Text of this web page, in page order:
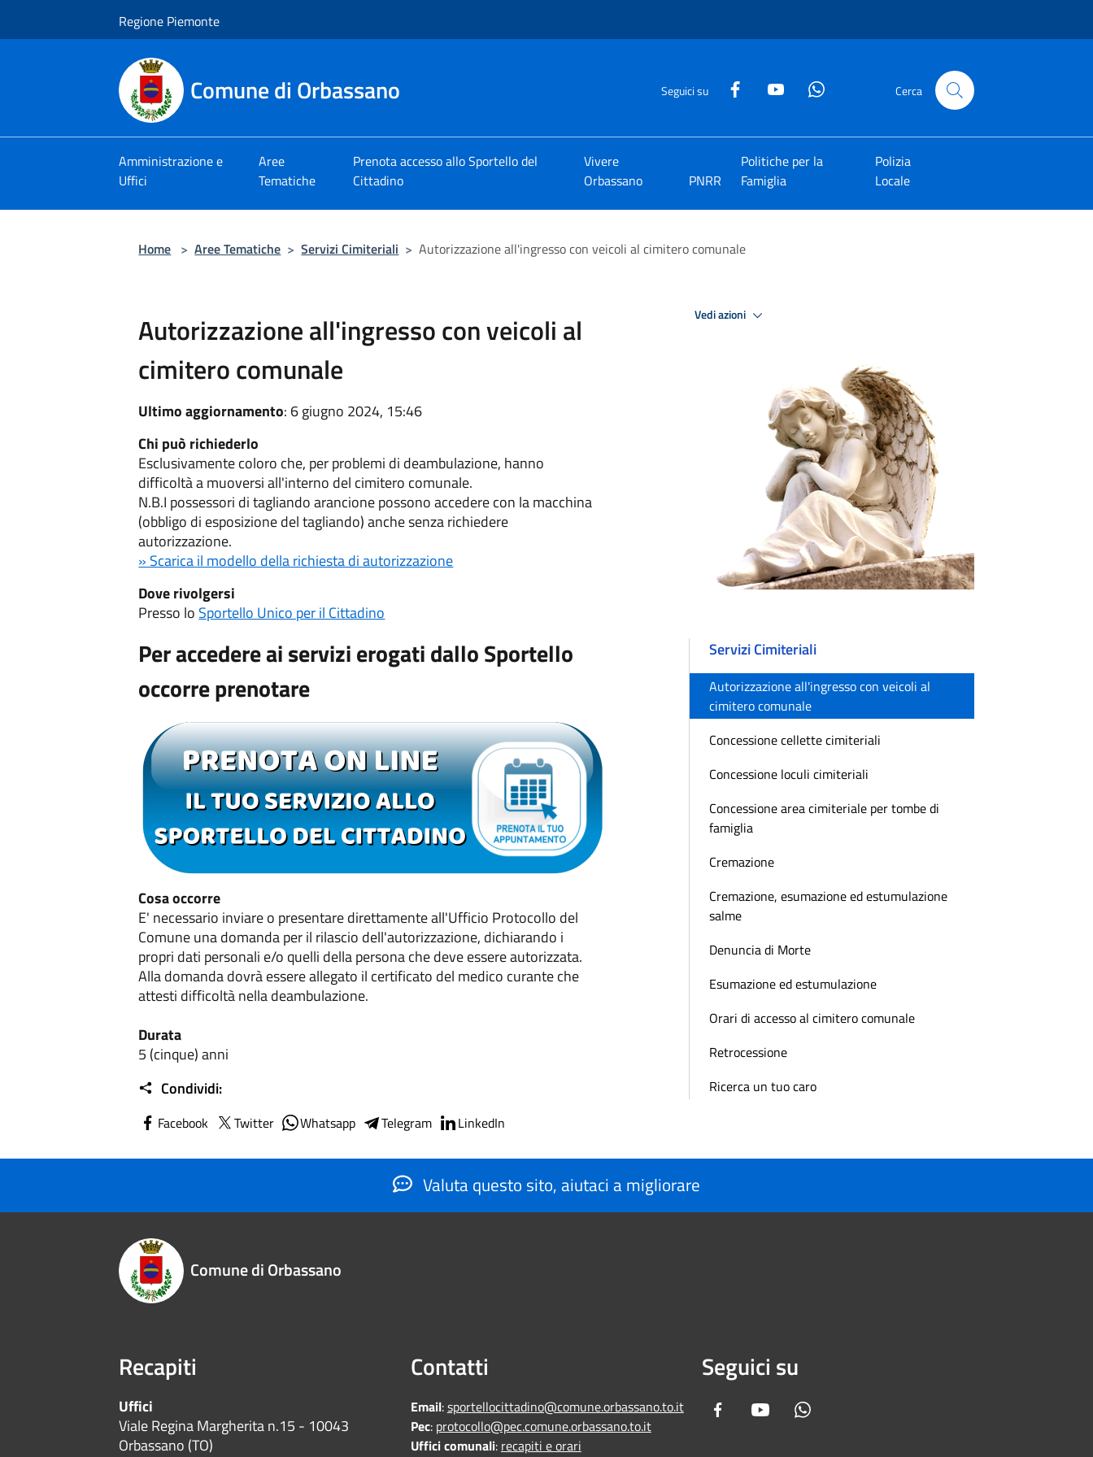
Regione Piemonte
Comune di Orbassano Seguici su Cerca
Amministrazione e
Uffici
Aree
Tematiche
Prenota accesso allo Sportello del
Cittadino
Vivere
Orbassano
PNRR
Politiche per la
Famiglia
Polizia
Locale
Home > Aree Tematiche > Servizi Cimiteriali > Autorizzazione all'ingresso con veicoli al cimitero comunale
Autorizzazione all'ingresso con veicoli al
cimitero comunale
Ultimo aggiornamento: 6 giugno 2024, 15:46
Chi può richiederlo
Esclusivamente coloro che, per problemi di deambulazione, hanno
difficoltà a muoversi all'interno del cimitero comunale.
N.B.I possessori di tagliando arancione possono accedere con la macchina
(obbligo di esposizione del tagliando) anche senza richiedere
autorizzazione.
» Scarica il modello della richiesta di autorizzazione
Dove rivolgersi
Presso lo Sportello Unico per il Cittadino
Per accedere ai servizi erogati dallo Sportello
occorre prenotare
Cosa occorre
E' necessario inviare o presentare direttamente all'Ufficio Protocollo del
Comune una domanda per il rilascio dell'autorizzazione, dichiarando i
propri dati personali e/o quelli della persona che deve essere autorizzata.
Alla domanda dovrà essere allegato il certificato del medico curante che
attesti difficoltà nella deambulazione.
Durata
5 (cinque) anni
Condividi:
Facebook Twitter Whatsapp Telegram LinkedIn
Vedi azioni
Servizi Cimiteriali
Autorizzazione all'ingresso con veicoli al
cimitero comunale
Concessione cellette cimiteriali
Concessione loculi cimiteriali
Concessione area cimiteriale per tombe di
famiglia
Cremazione
Cremazione, esumazione ed estumulazione
salme
Denuncia di Morte
Esumazione ed estumulazione
Orari di accesso al cimitero comunale
Retrocessione
Ricerca un tuo caro
Valuta questo sito, aiutaci a migliorare
Comune di Orbassano
Recapiti
Uffici
Viale Regina Margherita n.15 - 10043
Orbassano (TO)
Contatti
Email:sportellocittadino@comune.orbassano.to.it
Pec: protocollo@pec.comune.orbassano.to.it
Uffici comunali: recapiti e orari
Seguici su
Facebook Youtube